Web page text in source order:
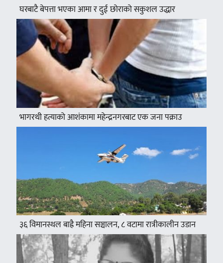
घरबाटै बेपत्ता भएका आमा र दुई छोराको सकुशल उद्धार
भागरथी हत्याको आशंकामा महेन्द्रनगरबाट एक जना पक्राउ
३६ विमानस्थल बाह्रै महिना सञ्चालन, ८ वटामा रात्रीकालीन उडान